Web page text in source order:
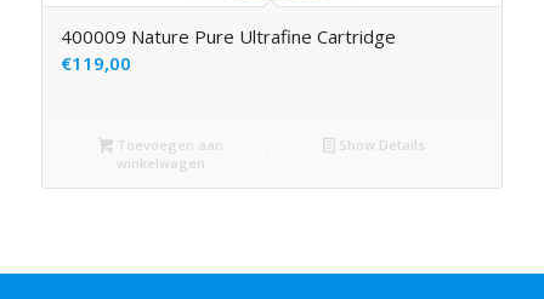
400009 Nature Pure Ultrafine Cartridge
€119,00
Toevoegen aan
winkelwagen
Show Details